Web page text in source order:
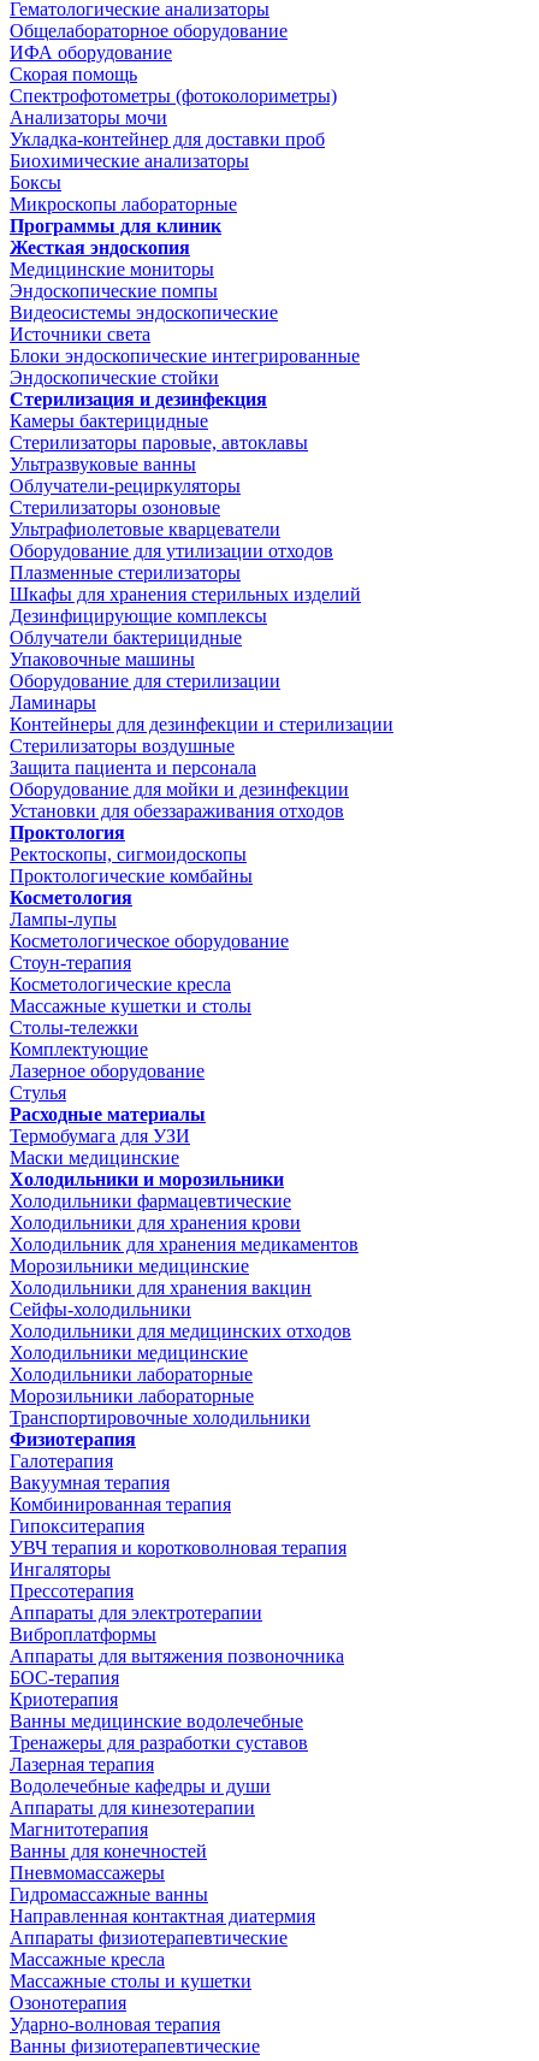
Гематологические анализаторы
Общелабораторное оборудование
ИФА оборудование
Скорая помощь
Спектрофотометры (фотоколориметры)
Анализаторы мочи
Укладка-контейнер для доставки проб
Биохимические анализаторы
Боксы
Микроскопы лабораторные
Программы для клиник
Жесткая эндоскопия
Медицинские мониторы
Эндоскопические помпы
Видеосистемы эндоскопические
Источники света
Блоки эндоскопические интегрированные
Эндоскопические стойки
Стерилизация и дезинфекция
Камеры бактерицидные
Стерилизаторы паровые, автоклавы
Ультразвуковые ванны
Облучатели-рециркуляторы
Стерилизаторы озоновые
Ультрафиолетовые кварцеватели
Оборудование для утилизации отходов
Плазменные стерилизаторы
Шкафы для хранения стерильных изделий
Дезинфицирующие комплексы
Облучатели бактерицидные
Упаковочные машины
Оборудование для стерилизации
Ламинары
Контейнеры для дезинфекции и стерилизации
Стерилизаторы воздушные
Защита пациента и персонала
Оборудование для мойки и дезинфекции
Установки для обеззараживания отходов
Проктология
Ректоскопы, сигмоидоскопы
Проктологические комбайны
Косметология
Лампы-лупы
Косметологическое оборудование
Стоун-терапия
Косметологические кресла
Массажные кушетки и столы
Столы-тележки
Комплектующие
Лазерное оборудование
Стулья
Расходные материалы
Термобумага для УЗИ
Маски медицинские
Холодильники и морозильники
Холодильники фармацевтические
Холодильники для хранения крови
Холодильник для хранения медикаментов
Морозильники медицинские
Холодильники для хранения вакцин
Сейфы-холодильники
Холодильники для медицинских отходов
Холодильники медицинские
Холодильники лабораторные
Морозильники лабораторные
Транспортировочные холодильники
Физиотерапия
Галотерапия
Вакуумная терапия
Комбинированная терапия
Гипокситерапия
УВЧ терапия и коротковолновая терапия
Ингаляторы
Прессотерапия
Аппараты для электротерапии
Виброплатформы
Аппараты для вытяжения позвоночника
БОС-терапия
Криотерапия
Ванны медицинские водолечебные
Тренажеры для разработки суставов
Лазерная терапия
Водолечебные кафедры и души
Аппараты для кинезотерапии
Магнитотерапия
Ванны для конечностей
Пневмомассажеры
Гидромассажные ванны
Направленная контактная диатермия
Аппараты физиотерапевтические
Массажные кресла
Массажные столы и кушетки
Озонотерапия
Ударно-волновая терапия
Ванны физиотерапевтические